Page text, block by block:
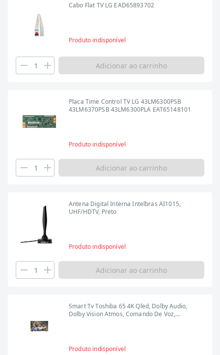
Cabo Flat TV LG EAD65893702
Produto indisponível
Adicionar ao carrinho
Placa Time Control TV LG 43LM6300PSB
43LM6370PSB 43LM6300PLA EAT65148101
Produto indisponível
Adicionar ao carrinho
Antena Digital Interna Intelbras AI1015,
UHF/HDTV, Preto
Produto indisponível
Adicionar ao carrinho
Smart Tv Toshiba 65 4K Qled, Dolby Audio,
Dolby Vision Atmos, Comando De Voz,
Produto indisponível